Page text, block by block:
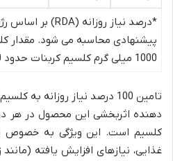
پیشنهادی محاسبه می شود. مقدار
1000 میلی گرم کلسیم کربنات حدود 400 میلی گرم است.
تامین 100 درصد نیاز روزانه
دهنده اثربخشی این محصول در هر
کلسیم است. این ویژگی به خصوص
غذایی، نیازهای افزایش یافته